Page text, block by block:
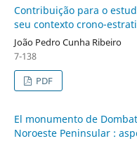
Contribuição para o
seu contexto crono-
João Pedro Cunha Ribeiro
7-138
PDF
El monumento de
Noroeste Peninsular :